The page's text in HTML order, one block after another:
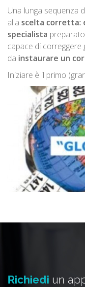
Una lunga sequenza
alla scelta corretta:
specialista
capace di correggere
da instaurare un
Iniziare è il primo
Richiedi un